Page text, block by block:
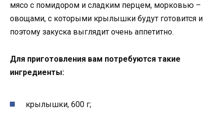
мясо с помидором и сладким перцем, морковью –
овощами, с которыми крылышки будут готовится и
поэтому закуска выглядит очень аппетитно.
Для приготовления вам потребуются такие
ингредиенты:
крылышки, 600 г;